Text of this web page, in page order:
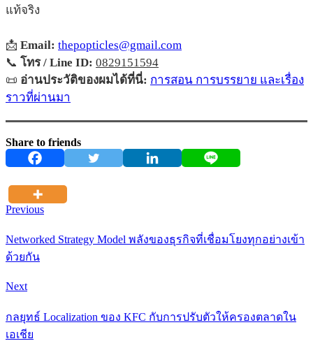
แท้จริง
📩 Email: thepopticles@gmail.com
📞 โทร / Line ID: 0829151594
📜 อ่านประวัติของผมได้ที่นี่: การสอน การบรรยาย และเรื่อง
ราวที่ผ่านมา
Share to friends
Previous
Networked Strategy Model พลังของธุรกิจที่เชื่อมโยงทุกอย่างเข้า
ด้วยกัน
Next
กลยุทธ์ Localization ของ KFC กับการปรับตัวให้ครองตลาดใน
เอเชีย